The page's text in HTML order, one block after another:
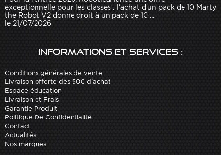
exceptionnelle pour les classes : l'achat d'un pack de 10 Marty
the Robot V2 donne droit à un pack de 10 ...
le 21/07/2026
Informations et services :
Conditions générales de vente
Livraison offerte dès 50€ d'achat
Espace éducation
Livraison et Frais
Garantie Produit
Politique De Confidentialité
Contact
Actualités
Nos marques